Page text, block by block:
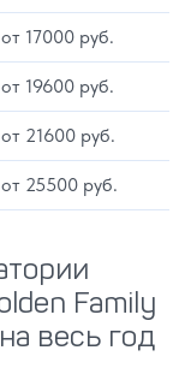
от 17000 руб.
от 19600 руб.
от 21600 руб.
от 25500 руб.
Family
весь год